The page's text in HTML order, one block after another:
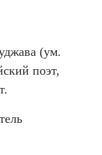
(ум.
поэт,